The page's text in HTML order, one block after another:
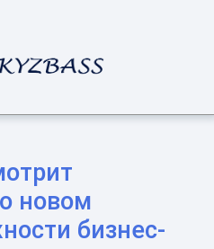
новом
бизнес-